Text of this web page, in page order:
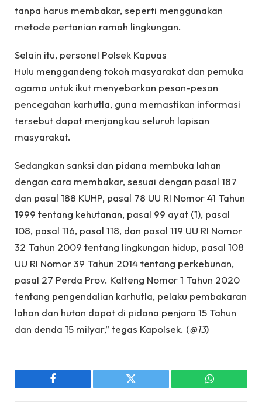
tanpa harus membakar, seperti menggunakan
metode pertanian ramah lingkungan.
Selain itu, personel Polsek Kapuas
Hulu menggandeng tokoh masyarakat dan pemuka
agama untuk ikut menyebarkan pesan-pesan
pencegahan karhutla, guna memastikan informasi
tersebut dapat menjangkau seluruh lapisan
masyarakat.
Sedangkan sanksi dan pidana membuka lahan
dengan cara membakar, sesuai dengan pasal 187
dan pasal 188 KUHP, pasal 78 UU RI Nomor 41 Tahun
1999 tentang kehutanan, pasal 99 ayat (1), pasal
108, pasal 116, pasal 118, dan pasal 119 UU RI Nomor
32 Tahun 2009 tentang lingkungan hidup, pasal 108
UU RI Nomor 39 Tahun 2014 tentang perkebunan,
pasal 27 Perda Prov. Kalteng Nomor 1 Tahun 2020
tentang pengendalian karhutla, pelaku pembakaran
lahan dan hutan dapat di pidana penjara 15 Tahun
dan denda 15 milyar,” tegas Kapolsek. (@13)
Facebook Twitter WhatsApp